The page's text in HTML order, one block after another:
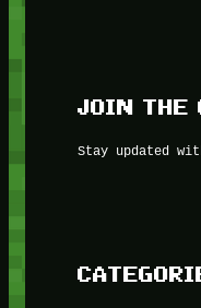
JOIN THE
Stay updated